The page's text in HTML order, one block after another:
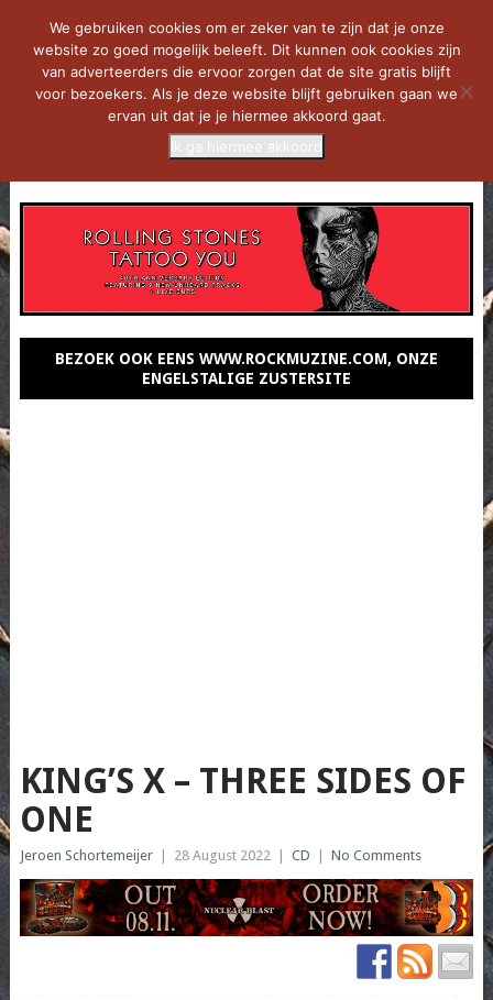
BEZOEK OOK EENS WWW.ROCKMUZINE.COM, ONZE
ENGELSTALIGE ZUSTERSITE
KING’S X – THREE SIDES OF
ONE
Jeroen Schortemeijer 28 August 2022 CD No Comments
We gebruiken cookies om er zeker van te zijn dat je onze
website zo goed mogelijk beleeft. Dit kunnen ook cookies zijn
van adverteerders die ervoor zorgen dat de site gratis blijft
voor bezoekers. Als je deze website blijft gebruiken gaan we
ervan uit dat je je hiermee akkoord gaat.
Ik ga hiermee akkoord